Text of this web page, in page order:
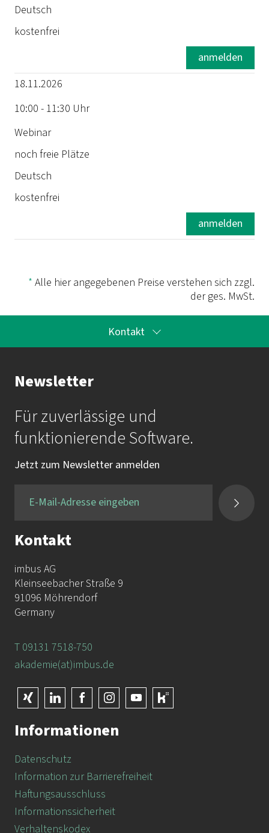
Ort
Sprache
Deutsch
kostenfrei
anmelden
18.11.2026
10:00 - 11:30 Uhr
Webinar
noch freie Plätze
Deutsch
kostenfrei
anmelden
* Alle hier angegebenen Preise verstehen sich zzgl.
der ges. MwSt.
Kontakt
Ihr Kontakt zur Akademie
Frau Katrin Krauß
Mail: akademie@imbus.de
Tel.:
+49 9131 / 7518-750
Newsletter
Für zuverlässige und
funktionierende Software.
Jetzt zum Newsletter anmelden
Kontakt
imbus AG
Kleinseebacher Straße 9
91096 Möhrendorf
Germany
T 09131 7518-750
akademie(at)imbus.de
Informationen
Datenschutz
Information zur Barrierefreiheit
Haftungsausschluss
Informationssicherheit
Verhaltenskodex